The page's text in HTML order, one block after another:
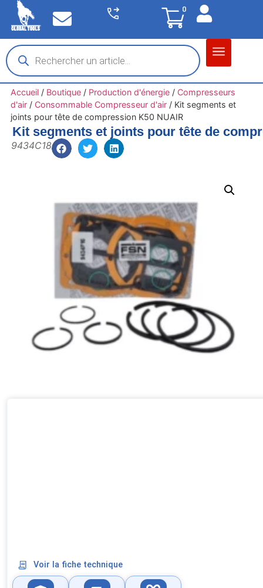
0
Accueil/ Boutique/ Production d'énergie/ Compresseurs
d'air/ Consommable Compresseur d'air/ Kit segments et
joints pour tête de compression K50 NUAIR
Kit segments et joints pour tête de
9434C18
Voir la fiche technique